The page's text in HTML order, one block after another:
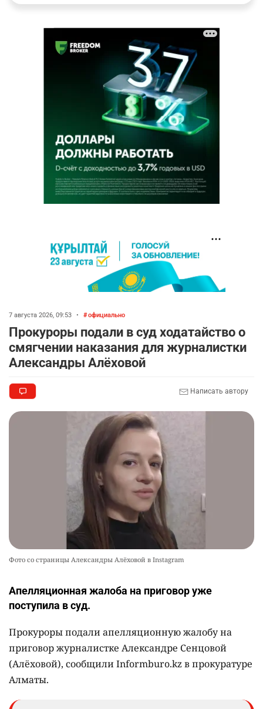
7 августа 2026, 09:53 • официально
Прокуроры подали в суд ходатайство о
смягчении наказания для журналистки
Александры Алёховой
Написать автору
Фото со страницы Александры Алёховой в Instagram
Апелляционная жалоба на приговор уже
поступила в суд.
Прокуроры подали апелляционную жалобу на
приговор журналистке Александре Сенцовой
(Алёховой), сообщили Informburo.kz в прокуратуре
Алматы.